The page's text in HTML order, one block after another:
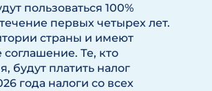
пользоваться 100%
первых четырех лет.
страны и имеют
Те, кто
будут платить налог
года налоги со всех